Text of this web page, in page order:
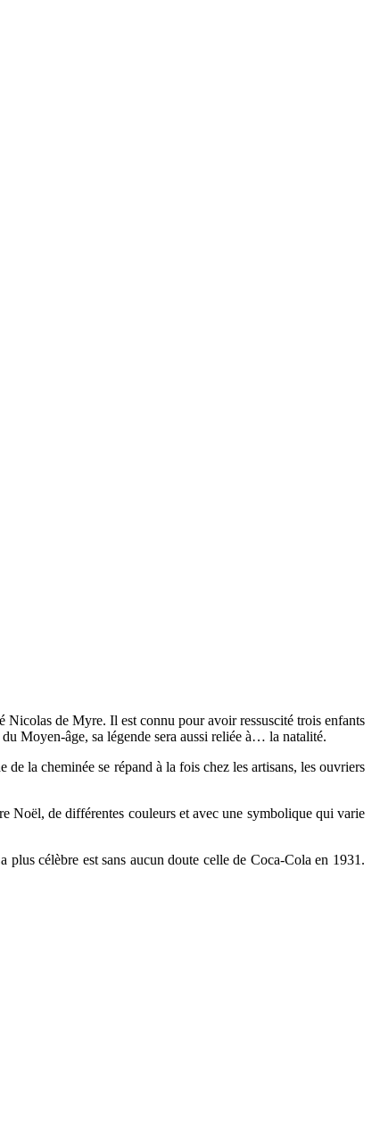
Nicolas de Myre. Il est connu pour avoir ressuscité trois enfants
Moyen-âge, sa légende sera aussi reliée à… la natalité.
la cheminée se répand à la fois chez les artisans, les ouvriers
Noël, de différentes couleurs et avec une symbolique qui varie
plus célèbre est sans aucun doute celle de Coca-Cola en 1931.